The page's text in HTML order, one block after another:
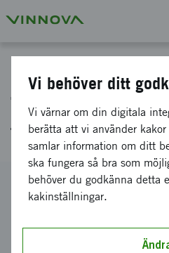
testbäddar i
Diarienummer
2014-05881
Koordinator
Vi behöver ditt
Vi värnar om din digitala
berätta att vi använder
samlar information om ditt
ska fungera så bra som
behöver du godkänna detta
kakinställningar.